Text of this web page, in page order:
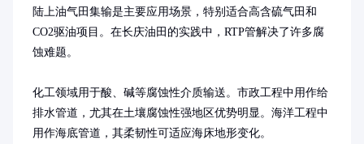
陆上油气田集输是主要应用场景，特别适合高含硫气田和
CO2驱油项目。在长庆油田的实践中，RTP管解决了许多腐
蚀难题。
化工领域用于酸、碱等腐蚀性介质输送。市政工程中用作给
排水管道，尤其在土壤腐蚀性强地区优势明显。海洋工程中
用作海底管道，其柔韧性可适应海床地形变化。